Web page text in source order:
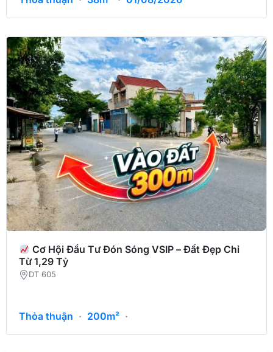
Cơ Hội Đầu Tư Đón Sóng VSIP – Đất Đẹp Chỉ
Từ 1,29 Tỷ
DT 605
Thỏa thuận · 200m² ·